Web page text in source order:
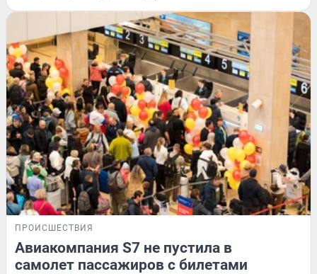
ПРОИСШЕСТВИЯ
Авиакомпания S7 не пустила в
самолет пассажиров с билетами